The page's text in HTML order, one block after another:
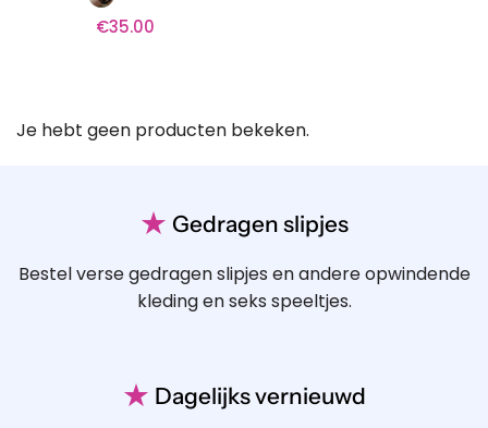
€35.00
Je hebt geen producten bekeken.
★ Gedragen slipjes
Bestel verse gedragen slipjes en andere opwindende
kleding en seks speeltjes.
★ Dagelijks vernieuwd